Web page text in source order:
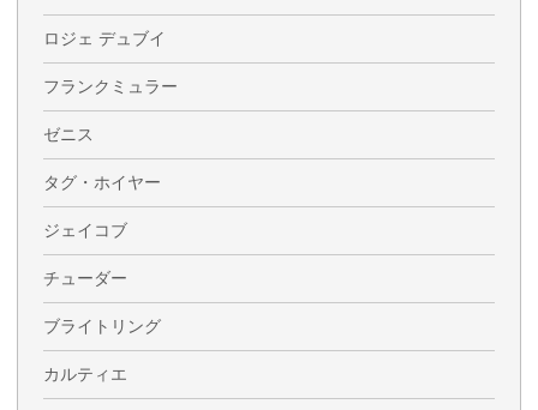
ロジェ デュブイ
フランクミュラー
ゼニス
タグ・ホイヤー
ジェイコブ
チューダー
ブライトリング
カルティエ